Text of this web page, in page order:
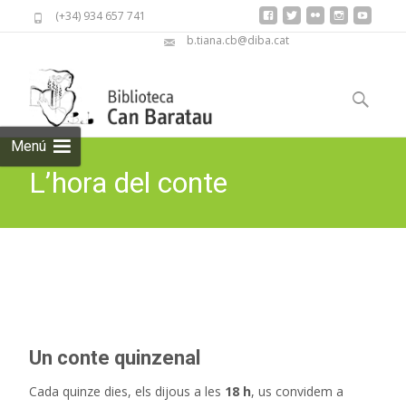
(+34) 934 657 741
b.tiana.cb@diba.cat
Menú
to
content
Cerca:
L’hora del conte
Un conte quinzenal
Cada quinze dies, els dijous a les 18 h, us convidem a